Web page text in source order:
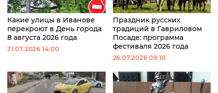
Какие улицы в Иванове
перекроют в День города
8 августа 2026 года
31.07.2026 14:00
Праздник русских
традиций в Гавриловом
Посаде: программа
фестиваля 2026 года
26.07.2026 09:10